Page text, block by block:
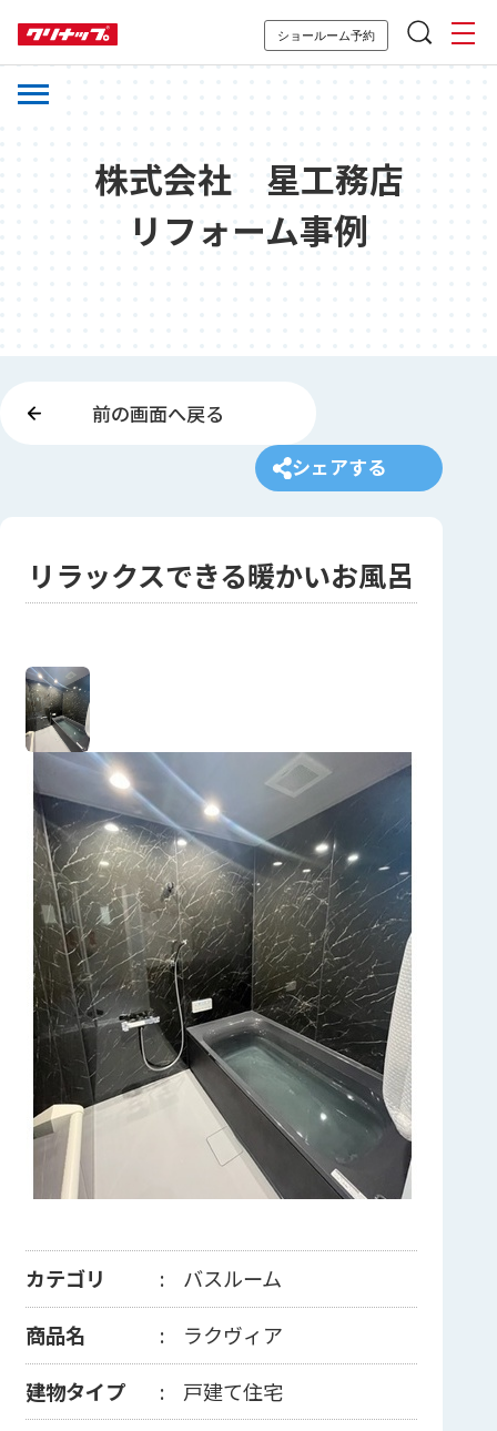
ショールーム予約
株式会社 星工務店
リフォーム事例
前の画面へ戻る
シェアする
リラックスできる暖かいお風呂
カテゴリ
バスルーム
商品名
ラクヴィア
建物タイプ
戸建て住宅